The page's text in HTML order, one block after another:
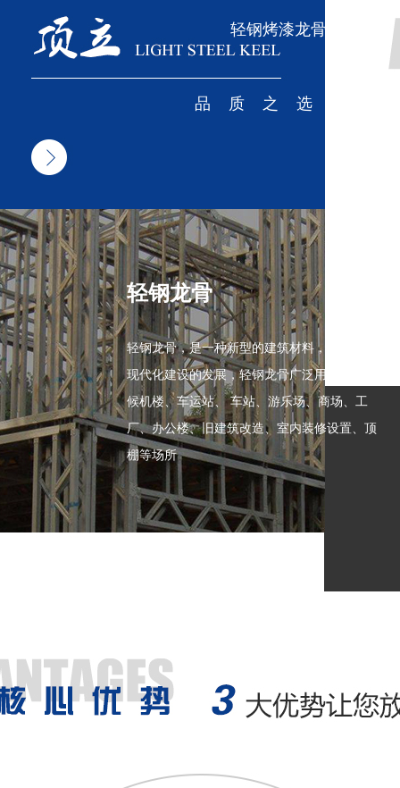
轻钢烤漆龙骨厂家
品质之选
轻钢龙骨
轻钢龙骨，是一种新型的建筑材料，随着我国
现代化建设的发展，轻钢龙骨广泛用于宾馆、
候机楼、车运站、 车站、游乐场、商场、工
厂、办公楼、旧建筑改造、室内装修设置、顶
棚等场所